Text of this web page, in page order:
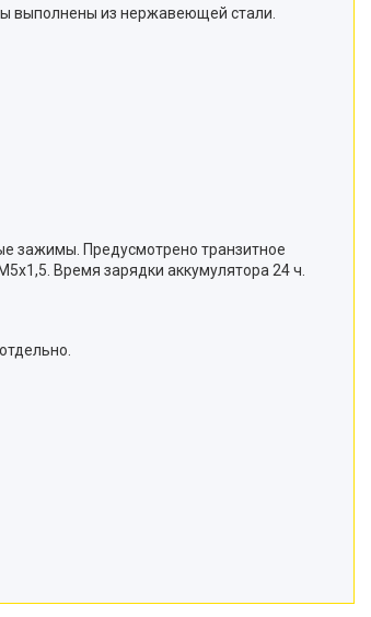
выполнены из нержавеющей стали.
зажимы. Предусмотрено транзитное
Время зарядки аккумулятора 24 ч.